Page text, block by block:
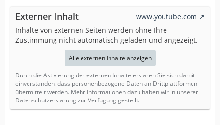
Externer Inhalt
www.youtube.com
Inhalte von externen Seiten werden ohne Ihre
Zustimmung nicht automatisch geladen und angezeigt.
Alle externen Inhalte anzeigen
Durch die Aktivierung der externen Inhalte erklären Sie sich damit
einverstanden, dass personenbezogene Daten an Drittplattformen
übermittelt werden. Mehr Informationen dazu haben wir in unserer
Datenschutzerklärung zur Verfügung gestellt.